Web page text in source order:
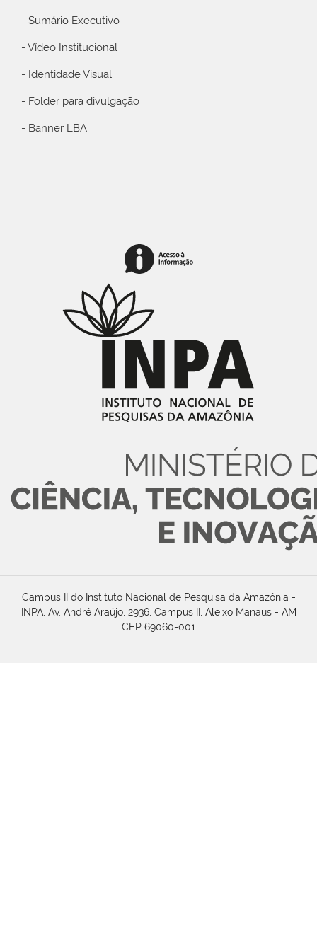
- Sumário Executivo
- Vídeo Institucional
- Identidade Visual
- Folder para divulgação
- Banner LBA
Campus II do Instituto Nacional de Pesquisa da Amazônia -
INPA, Av. André Araújo, 2936, Campus II, Aleixo Manaus - AM
CEP 69060-001